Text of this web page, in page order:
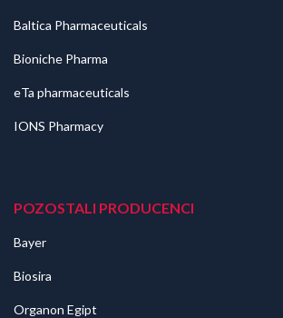
Baltica Pharmaceuticals
Bioniche Pharma
eTa pharmaceuticals
IONS Pharmacy
POZOSTALI PRODUCENCI
Bayer
Biosira
Organon Egipt